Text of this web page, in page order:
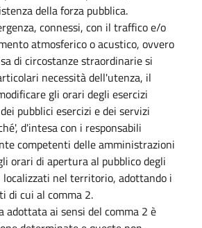
della forza pubblica.
connessi, con il traffico e/o
atmosferico o acustico, ovvero
di circostanze straordinarie si
necessità dell'utenza, il
gli orari degli esercizi
pubblici esercizi e dei servizi
d'intesa con i responsabili
competenti delle amministrazioni
orari di apertura al pubblico degli
nel territorio, adottando i
di cui al comma 2.
adottata ai sensi del comma 2 è